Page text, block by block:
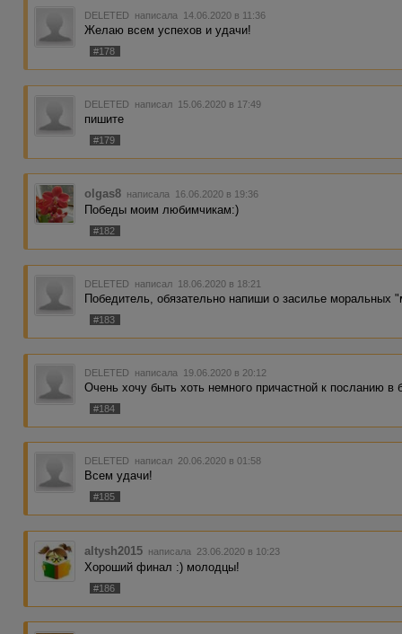
DELETED написала 14.06.2020 в 11:36
Желаю всем успехов и удачи!
#178
DELETED написал 15.06.2020 в 17:49
пишите
#179
olgas8 написала 16.06.2020 в 19:36
Победы моим любимчикам:)
#182
DELETED написал 18.06.2020 в 18:21
Победитель, обязательно напиши о засилье
#183
DELETED написала 19.06.2020 в 20:12
Очень хочу быть хоть немного причастной к посланию
#184
DELETED написал 20.06.2020 в 01:58
Всем удачи!
#185
altysh2015 написала 23.06.2020 в 10:23
Хороший финал :) молодцы!
#186